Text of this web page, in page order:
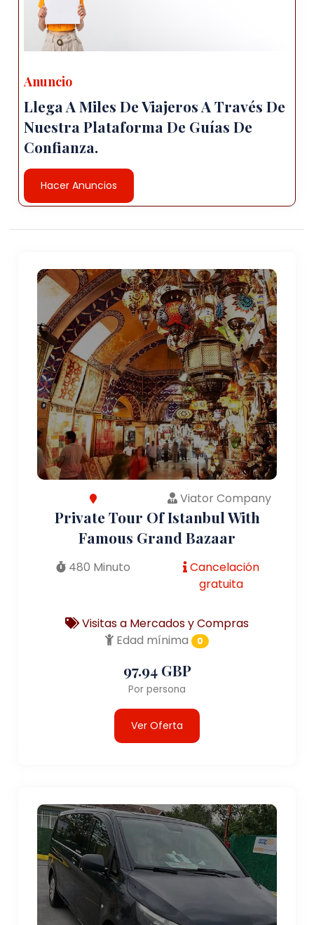
Anuncio
Llega A Miles De Viajeros A Través De
Nuestra Plataforma De Guías De
Confianza.
Hacer Anuncios
Viator Company
Private Tour Of Istanbul With
Famous Grand Bazaar
480 Minuto
Cancelación
gratuita
Visitas a Mercados y Compras
Edad mínima
0
97.94 GBP
Por persona
Ver Oferta